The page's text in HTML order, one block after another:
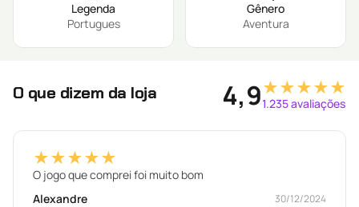
Legenda
Portugues
Gênero
Aventura
O que dizem da loja 4,9★★★★★
1.235 avaliações
★★★★★
O jogo que comprei foi muito bom
Alexandre
30/12/2024